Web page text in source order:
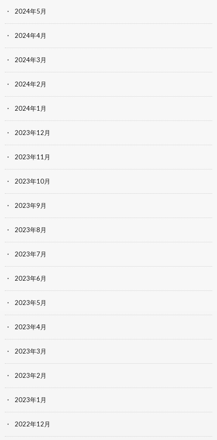
2024年5月
2024年4月
2024年3月
2024年2月
2024年1月
2023年12月
2023年11月
2023年10月
2023年9月
2023年8月
2023年7月
2023年6月
2023年5月
2023年4月
2023年3月
2023年2月
2023年1月
2022年12月